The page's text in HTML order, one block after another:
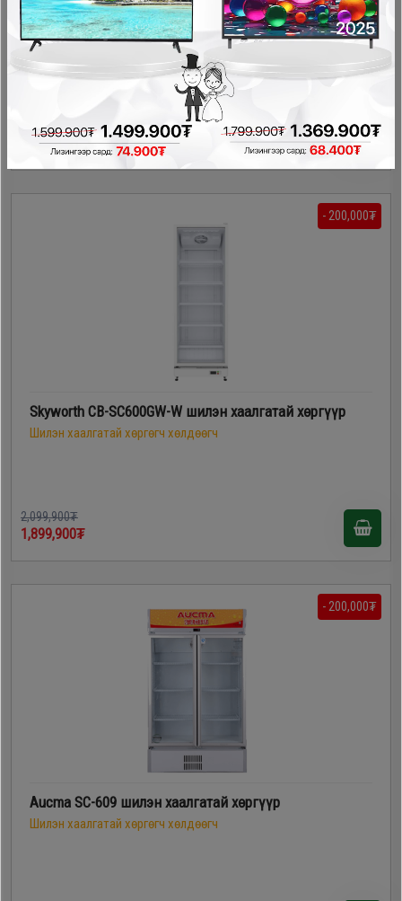
Homelux HL-SC409 шилэн хаалгатай хөргүүр
Шилэн хаалгатай хөргөгч хөлдөөгч
1,999,900₮
1,799,900₮
- 200,000₮
Skyworth CB-SC600GW-W шилэн хаалгатай хөргүүр
Шилэн хаалгатай хөргөгч хөлдөөгч
2,099,900₮
1,899,900₮
- 200,000₮
Aucma SC-609 шилэн хаалгатай хөргүүр
Шилэн хаалгатай хөргөгч хөлдөөгч